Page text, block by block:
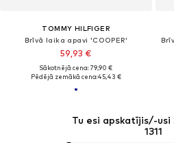
TOMMY HILFIGER
Brīvā laika apavi 'COOPER'
59,93 €
Sākotnējā cena: 79,90 €
Pēdējā zemākā cena:45,43 €
Tu esi apskatījis/-usi
1311